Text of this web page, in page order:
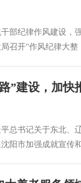
纪律作风建设，强
召开“作风纪律大整
”建设，加快
书记关于东北、辽
阳市加强成就宣传